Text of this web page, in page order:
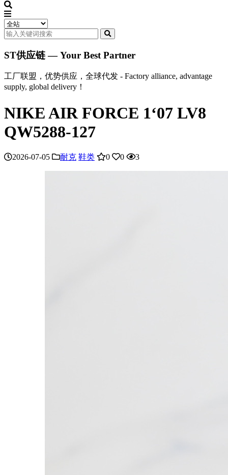
ST供应链 — Your Best Partner
工厂联盟，优势供应，全球代发 - Factory alliance, advantage
supply, global delivery！
NIKE AIR FORCE 1‘07 LV8
QW5288-127
2026-07-05 耐克 鞋类 0 0 3